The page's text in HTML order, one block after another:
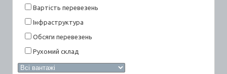
Вартiсть перевезень
Інфраструктура
Обсяги перевезень
Рухомий склад